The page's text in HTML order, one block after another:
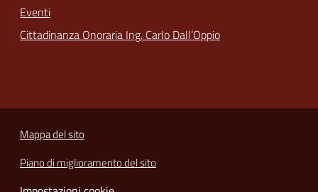
Eventi
Cittadinanza Onoraria Ing. Carlo Dall’Oppio
Mappa del sito
Piano di miglioramento del sito